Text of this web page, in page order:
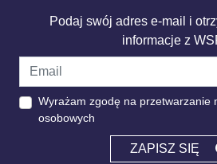
Podaj swój adres e-mail i
informacje z
Wyrażam zgodę na przetwarzanie
osobowych
ZAPISZ SIĘ